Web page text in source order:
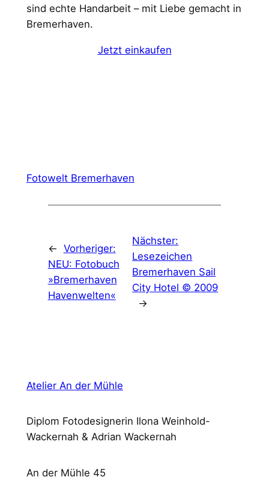
sind echte Handarbeit – mit Liebe gemacht in
Bremerhaven.
Jetzt einkaufen
Fotowelt Bremerhaven
← Vorheriger:
NEU: Fotobuch
»Bremerhaven
Havenwelten«
Nächster:
Lesezeichen
Bremerhaven Sail
City Hotel © 2009
→
Atelier An der Mühle
Diplom Fotodesignerin Ilona Weinhold-
Wackernah & Adrian Wackernah
An der Mühle 45